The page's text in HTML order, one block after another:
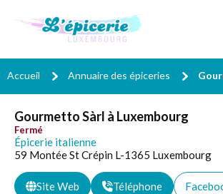
Accueil Annuaire des épiceries
Gourmetto Sàrl à Luxembourg
Fermé
Épicerie italienne
59 Montée St Crépin L-1365 Luxembourg
Site Web Téléphone